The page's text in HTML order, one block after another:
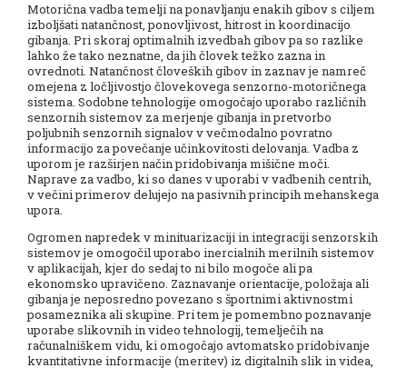
Motorična vadba temelji na ponavljanju enakih gibov s ciljem
izboljšati natančnost, ponovljivost, hitrost in koordinacijo
gibanja. Pri skoraj optimalnih izvedbah gibov pa so razlike
lahko že tako neznatne, da jih človek težko zazna in
ovrednoti. Natančnost človeških gibov in zaznav je namreč
omejena z ločljivostjo človekovega senzorno-motoričnega
sistema. Sodobne tehnologije omogočajo uporabo različnih
senzornih sistemov za merjenje gibanja in pretvorbo
poljubnih senzornih signalov v večmodalno povratno
informacijo za povečanje učinkovitosti delovanja. Vadba z
uporom je razširjen način pridobivanja mišične moči.
Naprave za vadbo, ki so danes v uporabi v vadbenih centrih,
v večini primerov delujejo na pasivnih principih mehanskega
upora.
Ogromen napredek v minituarizaciji in integraciji senzorskih
sistemov je omogočil uporabo inercialnih merilnih sistemov
v aplikacijah, kjer do sedaj to ni bilo mogoče ali pa
ekonomsko upravičeno. Zaznavanje orientacije, položaja ali
gibanja je neposredno povezano s športnimi aktivnostmi
posameznika ali skupine. Pri tem je pomembno poznavanje
uporabe slikovnih in video tehnologij, temelječih na
računalniškem vidu, ki omogočajo avtomatsko pridobivanje
kvantitativne informacije (meritev) iz digitalnih slik in videa,